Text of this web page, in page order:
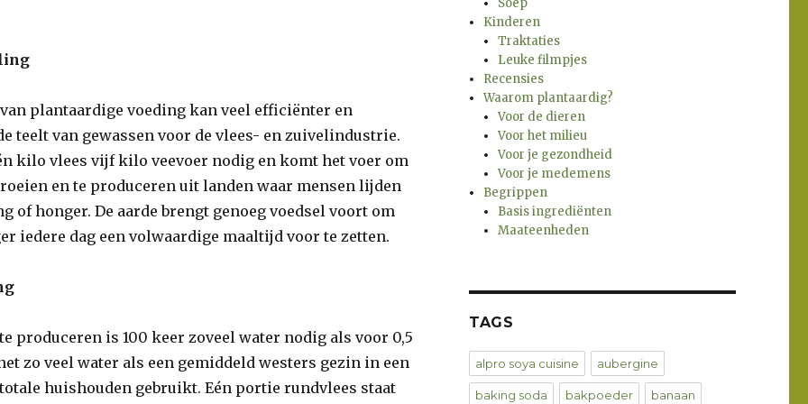
plantaardige voeding kan veel efficiënter en
teelt van gewassen voor de vlees- en zuivelindustrie.
kilo vlees vijf kilo veevoer nodig en komt het voer om
en te produceren uit landen waar mensen lijden
of honger. De aarde brengt genoeg voedsel voort om
iedere dag een volwaardige maaltijd voor te zetten.
produceren is 100 keer zoveel water nodig als voor 0,5
zo veel water als een gemiddeld westers gezin in een
huishouden gebruikt. Eén portie rundvlees staat
Soep
Kinderen
Traktaties
Leuke filmpjes
Recensies
Waarom plantaardig?
Voor de dieren
Voor het milieu
Voor je gezondheid
Voor je medemens
Begrippen
Basis ingrediënten
Maateenheden
TAGS
alpro soya cuisine aubergine
baking soda bakpoeder banaan